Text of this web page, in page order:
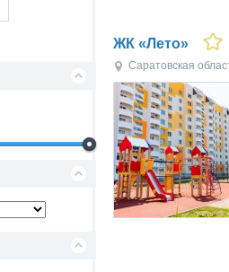
ЖК «Лето»
Саратовская